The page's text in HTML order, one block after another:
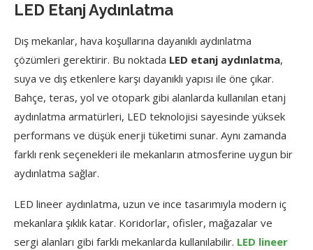
LED Etanj Aydınlatma
Dış mekanlar, hava koşullarına dayanıklı aydınlatma
çözümleri gerektirir. Bu noktada LED etanj aydınlatma,
suya ve dış etkenlere karşı dayanıklı yapısı ile öne çıkar.
Bahçe, teras, yol ve otopark gibi alanlarda kullanılan etanj
aydınlatma armatürleri, LED teknolojisi sayesinde yüksek
performans ve düşük enerji tüketimi sunar. Aynı zamanda
farklı renk seçenekleri ile mekanların atmosferine uygun bir
aydınlatma sağlar.
LED lineer aydınlatma, uzun ve ince tasarımıyla modern iç
mekanlara şıklık katar. Koridorlar, ofisler, mağazalar ve
sergi alanları gibi farklı mekanlarda kullanılabilir. LED lineer